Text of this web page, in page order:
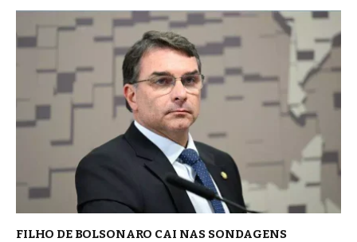
FILHO DE BOLSONARO CAI NAS SONDAGENS